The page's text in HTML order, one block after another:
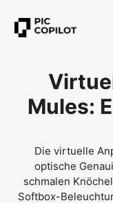
Mules:
Die virtuelle
optische
schmalen
Softbox-